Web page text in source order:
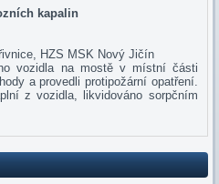
kapalin
HZS MSK Nový Jičín
vozidla na mostě v místní části
a provedli protipožární opatření.
z vozidla, likvidováno sorpčním